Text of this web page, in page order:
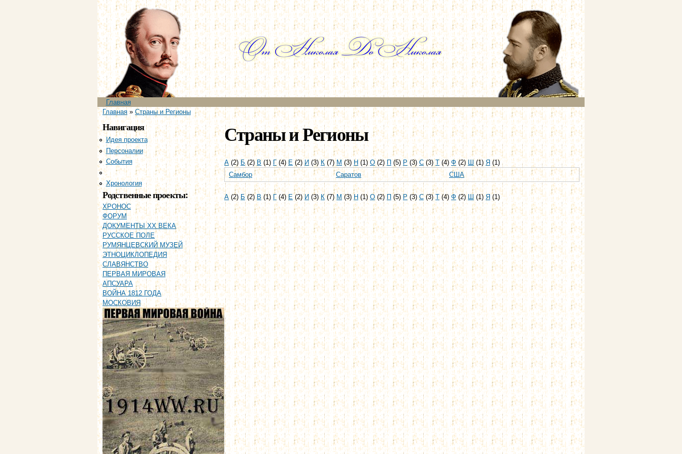
Перейти к
основному
содержанию
Главное меню
Главная
Вы здесь
Главная» Страны и Регионы
Навигация
Идея проекта
Персоналии
События
Страны и регионы
Хронология
Родственные проекты:
ХРОНОС
ФОРУМ
ДОКУМЕНТЫ XX ВЕКА
РУССКОЕ ПОЛЕ
РУМЯНЦЕВСКИЙ МУЗЕЙ
ЭТНОЦИКЛОПЕДИЯ
СЛАВЯНСТВО
ПЕРВАЯ МИРОВАЯ
АПСУАРА
ВОЙНА 1812 ГОДА
МОСКОВИЯ
Страны и Регионы
А(2)Б(2)В(1) Г(4) Е (2) И(3)К(7)М(3)Н(1)О(2) П (5) Р(3)С(3)Т(4) Ф(2)Ш(1) Я (1)
Самбор
Саратов США
А(2)Б(2)В(1)Г (4)Е (2)И(3)К(7)М(3)Н(1)О(2)П (5)Р(3)С(3)Т(4)Ф(2)Ш(1)Я (1)